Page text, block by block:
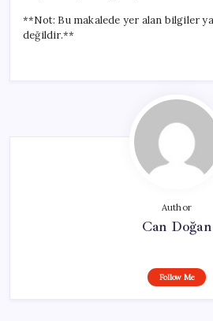
**Not: Bu makalede yer alan bilgiler
değildir.**
Author
Can Doğan
Follow Me